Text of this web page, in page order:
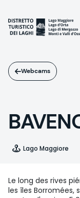
contenu
principal
Webcams
Lago Maggiore
Le long des rives
les îles Borromées,